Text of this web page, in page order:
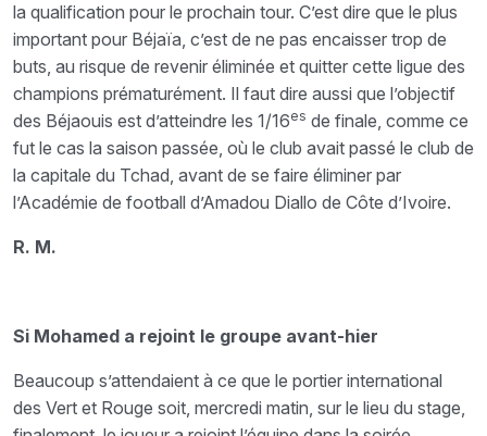
la qualification pour le prochain tour. C’est dire que le plus
important pour Béjaïa, c’est de ne pas encaisser trop de
buts, au risque de revenir éliminée et quitter cette ligue des
champions prématurément. Il faut dire aussi que l’objectif
des Béjaouis est d’atteindre les 1/16es de finale, comme ce
fut le cas la saison passée, où le club avait passé le club de
la capitale du Tchad, avant de se faire éliminer par
l’Académie de football d’Amadou Diallo de Côte d’Ivoire.
R. M.
Si Mohamed a rejoint le groupe avant-hier
Beaucoup s’attendaient à ce que le portier international
des Vert et Rouge soit, mercredi matin, sur le lieu du stage,